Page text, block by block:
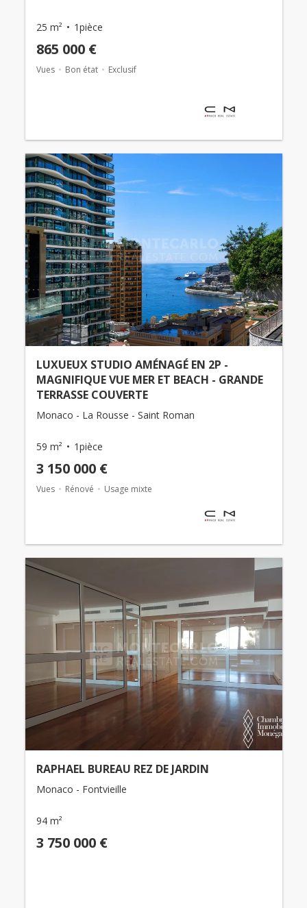
25 m² 1pièce
865 000 €
Vues Bon état Exclusif
LUXUEUX STUDIO AMÉNAGÉ EN 2P -
MAGNIFIQUE VUE MER ET BEACH - GRANDE
TERRASSE COUVERTE
Monaco - La Rousse - Saint Roman
59 m² 1pièce
3 150 000 €
Vues Rénové Usage mixte
RAPHAEL BUREAU REZ DE JARDIN
Monaco - Fontvieille
94 m²
3 750 000 €